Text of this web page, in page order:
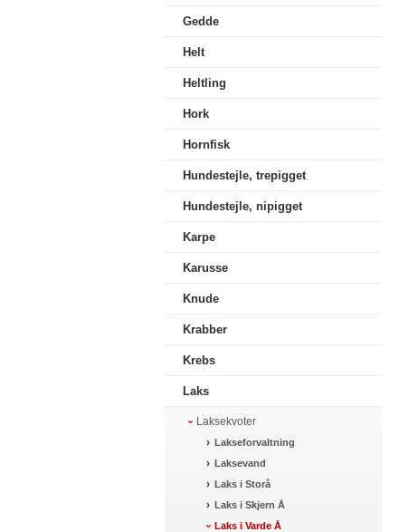
Gedde
Helt
Heltling
Hork
Hornfisk
Hundestejle, trepigget
Hundestejle, nipigget
Karpe
Karusse
Knude
Krabber
Krebs
Laks
Laksekvoter
Lakseforvaltning
Laksevand
Laks i Storå
Laks i Skjern Å
Laks i Varde Å